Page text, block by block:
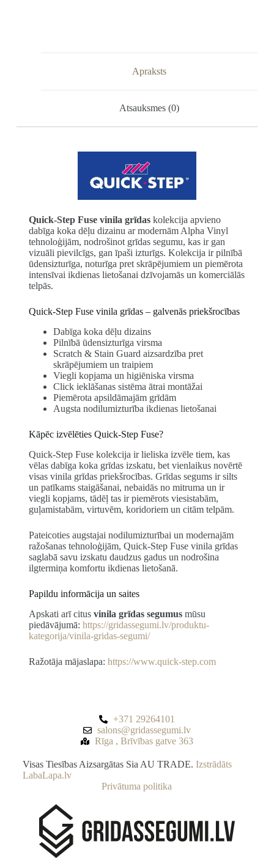
Apraksts
Atsauksmes (0)
Quick-Step Fuse vinila grīdaskolekcija apvieno
dabīga koka dēļu dizainu ar modernām Alpha Vinyl
tehnoloģijām, nodrošinot grīdas segumu, kas ir gan
vizuāli pievilcīgs, gan īpaši izturīgs. Kolekcija ir pilnībā
ūdensizturīga, noturīga pret skrāpējumiem un piemērota
intensīvai ikdienas lietošanai dzīvojamās un komerciālās
telpās.
Quick-Step Fuse vinila grīdas – galvenās priekšrocības
Dabīga koka dēļu dizains
Pilnībā ūdensizturīga virsma
Scratch & Stain Guard aizsardzība pret
skrāpējumiem un traipiem
Viegli kopjama un higiēniska virsma
Click ieklāšanas sistēma ātrai montāžai
Piemērota apsildāmajām grīdām
Augsta nodilumizturība ikdienas lietošanai
Kāpēc izvēlēties Quick-Step Fuse?
Quick-Step Fuse kolekcija ir lieliska izvēle tiem, kas
vēlas dabīga koka grīdas izskatu, bet vienlaikus novērtē
visas vinila grīdas priekšrocības. Grīdas segums ir silts
un patīkams staigāšanai, nebaidās no mitruma un ir
viegli kopjams, tādēļ tas ir piemērots viesistabām,
guļamistabām, virtuvēm, koridoriem un citām telpām.
Pateicoties augstajai nodilumizturībai un modernajām
ražošanas tehnoloģijām, Quick-Step Fuse vinila grīdas
saglabā savu izskatu daudzus gadus un nodrošina
ilgtermiņa komfortu ikdienas lietošanā.
Papildu informācija un saites
Apskati arī citus vinila grīdas segumusmūsu
piedāvājumā: https://gridassegumi.lv/produktu-
kategorija/vinila-gridas-segumi/
Ražotāja mājaslapa: https://www.quick-step.com
+371 29264101
salons@gridassegumi.lv
Rīga , Brīvības gatve 363
Visas Tiesības Aizsargātas Sia AU TRADE. Izstrādāts
LabaLapa.lv
Privātuma politika